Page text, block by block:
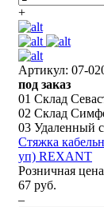
+
Артикул: 07-
под заказ
01 Склад
02 Склад
03 Удаленный
Стяжка
уп) REXANT
Розничная цена
67 руб.
–